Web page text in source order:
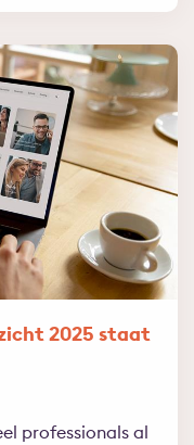
2025 staat
professionals al